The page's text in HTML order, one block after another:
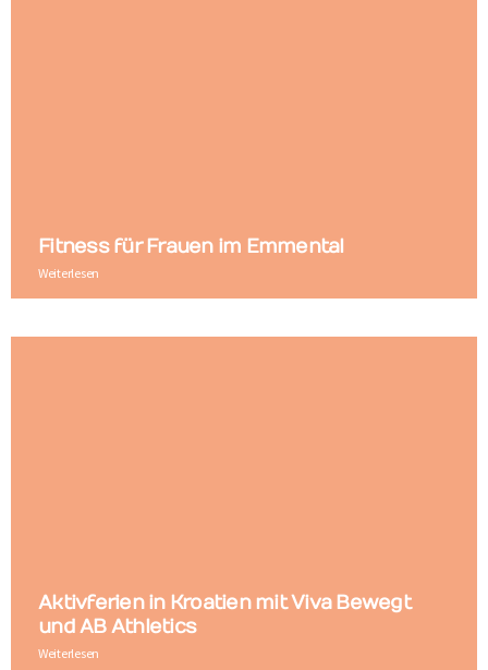
Fitness für Frauen im Emmental
Weiterlesen
Aktivferien in Kroatien mit Viva Bewegt
und AB Athletics
Weiterlesen